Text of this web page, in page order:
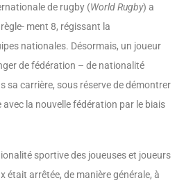
de rugby (World Rugby) a
ment 8, régissant la
nationales. Désormais, un joueur
de fédération – de nationalité
sa carrière, sous réserve de démontrer
avec la nouvelle fédération par le biais
sportive des joueuses et joueurs
était arrêtée, de manière générale, à